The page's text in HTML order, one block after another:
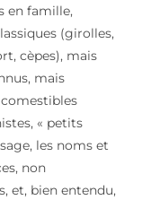
en famille,
(girolles,
cèpes), mais
mais
« petits
les noms et
non
et, bien entendu,